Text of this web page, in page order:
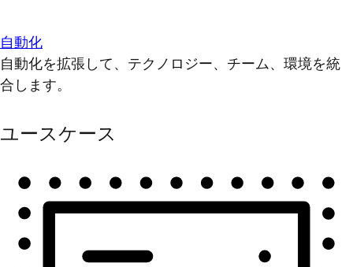
自動化
自動化を拡張して、テクノロジー、チーム、環境を統
合します。
ユースケース